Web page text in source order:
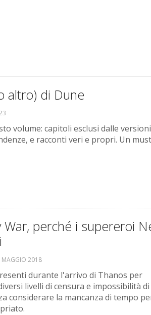
altro) di Dune
volume: capitoli esclusi dalle
e racconti veri e propri. Un
War, perché i supereroi
MAGGIO 2018
durante l'arrivo di Thanos per
livelli di censura e impossibilità
considerare la mancanza di tempo